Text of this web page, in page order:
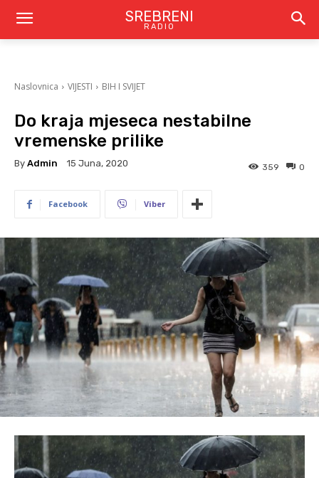
SREBRENI
RADIO
Naslovnica VIJESTI BIH I SVIJET
Do kraja mjeseca nestabilne
vremenske prilike
By Admin 15 Juna, 2020 0
359
Facebook Viber